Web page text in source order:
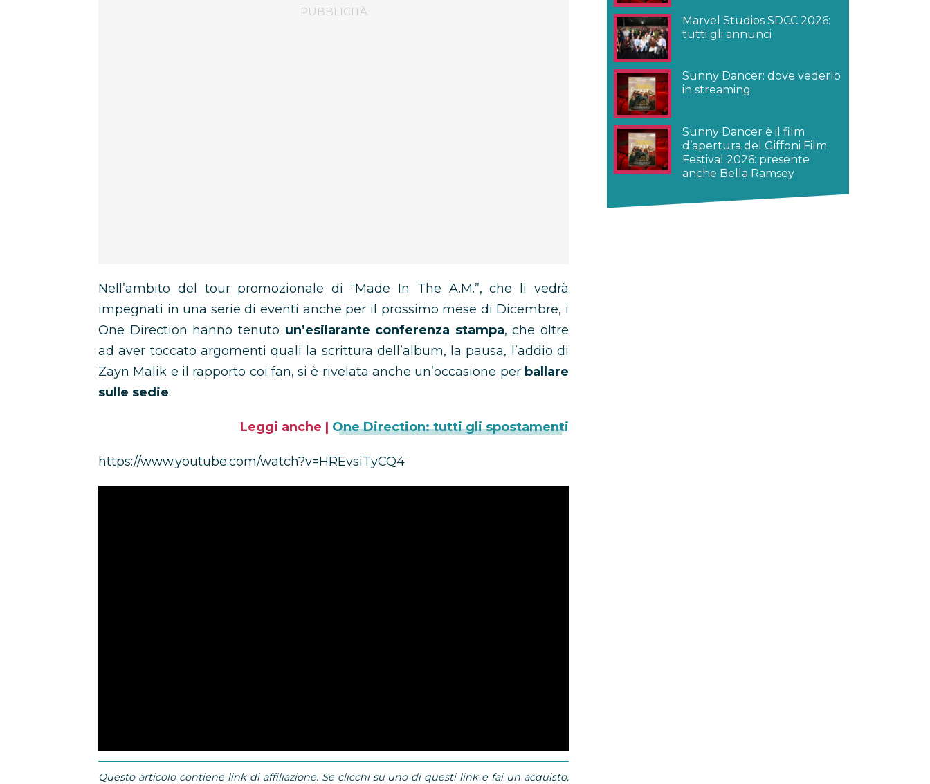
Nell’ambito del tour promozionale di “Made In The A.M.”, che li vedrà
impegnati in una serie di eventi anche per il prossimo mese di Dicembre, i
One Direction hanno tenuto un’esilarante conferenza stampa, che oltre
ad aver toccato argomenti quali la scrittura dell’album, la pausa, l’addio di
Zayn Malik e il rapporto coi fan, si è rivelata anche un’occasione per ballare
sulle sedie:
Leggi anche | One Direction: tutti gli spostamenti
https://www.youtube.com/watch?v=HREvsiTyCQ4
Questo articolo contiene link di affiliazione. Se clicchi su uno di questi link e fai un acquisto,
Marvel Studios SDCC 2026:
tutti gli annunci
Sunny Dancer: dove vederlo
in streaming
Sunny Dancer è il film
d’apertura del Giffoni Film
Festival 2026: presente
anche Bella Ramsey